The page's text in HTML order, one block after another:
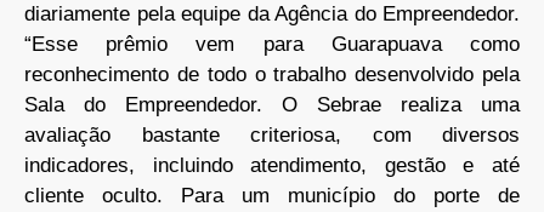
diariamente pela equipe da Agência do Empreendedor.
“Esse prêmio vem para Guarapuava como
reconhecimento de todo o trabalho desenvolvido pela
Sala do Empreendedor. O Sebrae realiza uma
avaliação bastante criteriosa, com diversos
indicadores, incluindo atendimento, gestão e até
cliente oculto. Para um município do porte de